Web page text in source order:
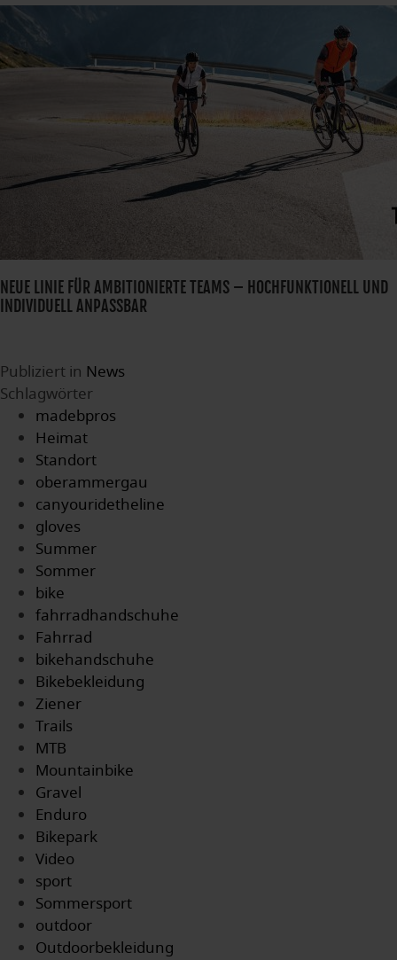
NEUE LINIE FÜR AMBITIONIERTE TEAMS – HOCHFUNKTIONELL UND
INDIVIDUELL ANPASSBAR
Publiziert in News
Schlagwörter
madebpros
Heimat
Standort
oberammergau
canyouridetheline
gloves
Summer
Sommer
bike
fahrradhandschuhe
Fahrrad
bikehandschuhe
Bikebekleidung
Ziener
Trails
MTB
Mountainbike
Gravel
Enduro
Bikepark
Video
sport
Sommersport
outdoor
Outdoorbekleidung